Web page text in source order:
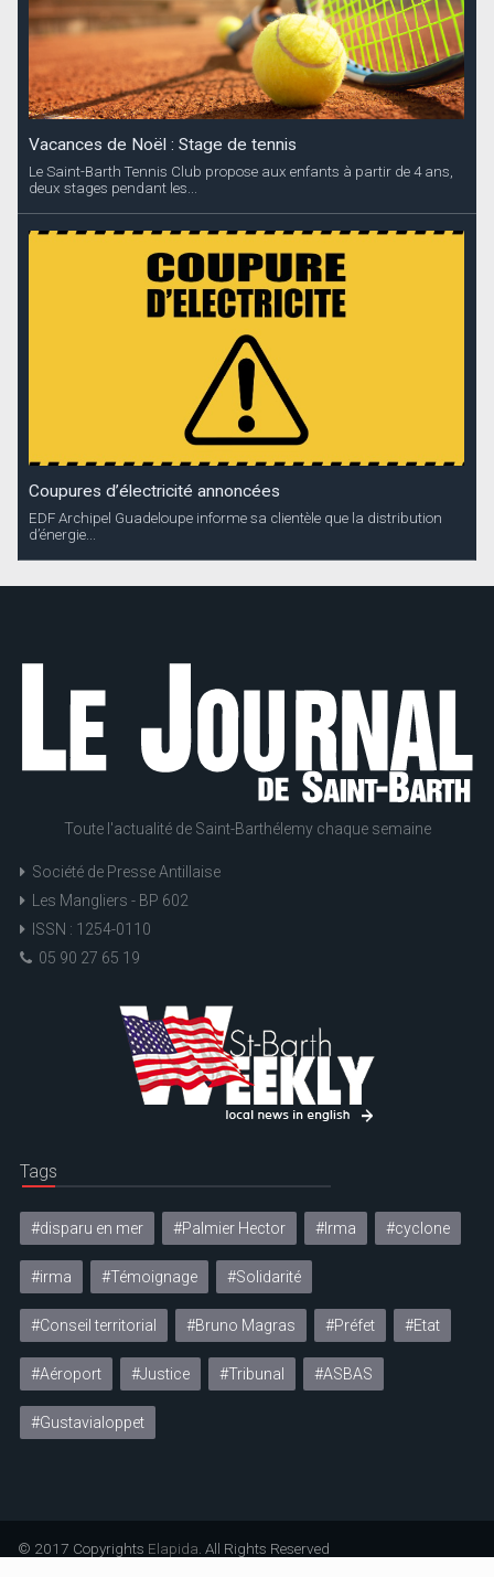
Vacances de Noël : Stage de tennis
Le Saint-Barth Tennis Club propose aux enfants à partir de 4 ans,
deux stages pendant les...
Coupures d’électricité annoncées
EDF Archipel Guadeloupe informe sa clientèle que la distribution
d’énergie...
Toute l'actualité de Saint-Barthélemy chaque semaine
Société de Presse Antillaise
Les Mangliers - BP 602
ISSN : 1254-0110
05 90 27 65 19
Tags
#disparu en mer #Palmier Hector #Irma #cyclone
#irma #Témoignage #Solidarité
#Conseil territorial #Bruno Magras #Préfet #Etat
#Aéroport #Justice #Tribunal #ASBAS
#Gustavialoppet
© 2017 Copyrights Elapida . All Rights Reserved